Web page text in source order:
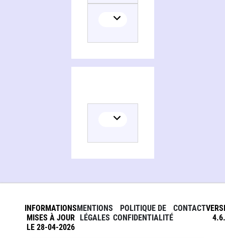
INFORMATIONS
MISES À JOUR
LE 28-04-2026
MENTIONS
LÉGALES
POLITIQUE DE
CONFIDENTIALITÉ
CONTACT